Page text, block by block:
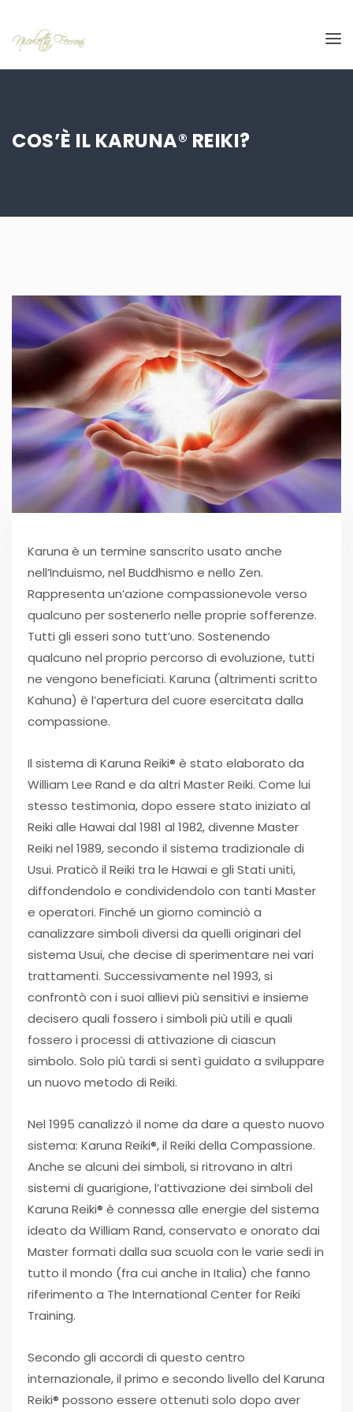
COS’È IL KARUNA® REIKI?
Karuna è un termine sanscrito usato anche
nell’Induismo, nel Buddhismo e nello Zen.
Rappresenta un’azione compassionevole verso
qualcuno per sostenerlo nelle proprie sofferenze.
Tutti gli esseri sono tutt’uno. Sostenendo
qualcuno nel proprio percorso di evoluzione, tutti
ne vengono beneficiati. Karuna (altrimenti scritto
Kahuna) è l’apertura del cuore esercitata dalla
compassione.
Il sistema di Karuna Reiki® è stato elaborato da
William Lee Rand e da altri Master Reiki. Come lui
stesso testimonia, dopo essere stato iniziato al
Reiki alle Hawai dal 1981 al 1982, divenne Master
Reiki nel 1989, secondo il sistema tradizionale di
Usui. Praticò il Reiki tra le Hawai e gli Stati uniti,
diffondendolo e condividendolo con tanti Master
e operatori. Finché un giorno cominciò a
canalizzare simboli diversi da quelli originari del
sistema Usui, che decise di sperimentare nei vari
trattamenti. Successivamente nel 1993, si
confrontò con i suoi allievi più sensitivi e insieme
decisero quali fossero i simboli più utili e quali
fossero i processi di attivazione di ciascun
simbolo. Solo più tardi si sentì guidato a sviluppare
un nuovo metodo di Reiki.
Nel 1995 canalizzò il nome da dare a questo nuovo
sistema: Karuna Reiki®, il Reiki della Compassione.
Anche se alcuni dei simboli, si ritrovano in altri
sistemi di guarigione, l’attivazione dei simboli del
Karuna Reiki® è connessa alle energie del sistema
ideato da William Rand, conservato e onorato dai
Master formati dalla sua scuola con le varie sedi in
tutto il mondo (fra cui anche in Italia) che fanno
riferimento a The International Center for Reiki
Training.
Secondo gli accordi di questo centro
internazionale, il primo e secondo livello del Karuna
Reiki® possono essere ottenuti solo dopo aver